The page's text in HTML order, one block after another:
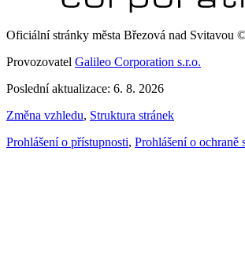
Oficiální stránky města Březová nad Svitavou
Provozovatel Galileo Corporation s.r.o.
Poslední aktualizace: 6. 8. 2026
Změna vzhledu, Struktura stránek
Prohlášení o přístupnosti, Prohlášení o ochraně